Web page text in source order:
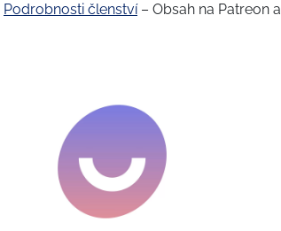
Podrobnosti členství– Obsah na Patreon a